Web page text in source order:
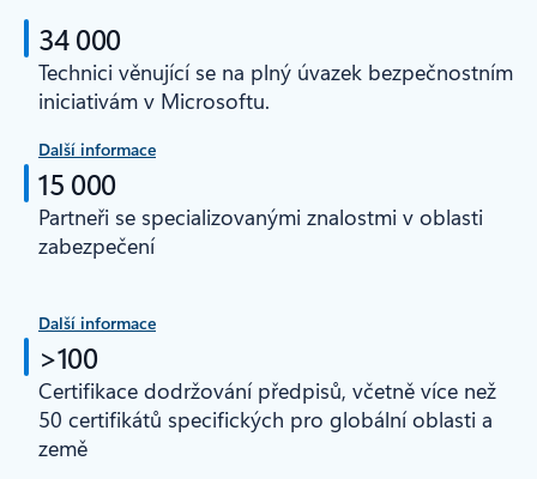
34 000
Technici věnující se na plný úvazek bezpečnostním
iniciativám v Microsoftu.
Další informace
15 000
Partneři se specializovanými znalostmi v oblasti
zabezpečení
Další informace
>100
Certifikace dodržování předpisů, včetně více než
50 certifikátů specifických pro globální oblasti a
země